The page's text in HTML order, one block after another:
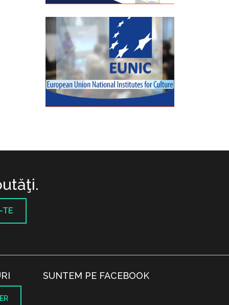
TE
SUNTEM PE FACEBOOK